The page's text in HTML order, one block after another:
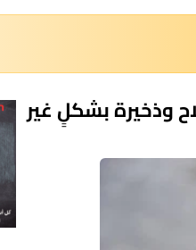
ضدّ شاب (21 عامًا) بحيازة سلاح وذخيرة بشكلٍ غير